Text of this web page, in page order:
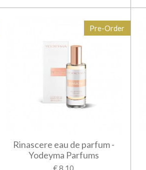
Pre-Order
Rinascere eau de parfum -
Yodeyma Parfums
€ 8,10